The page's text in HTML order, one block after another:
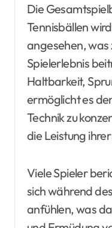
Die
Tennisbällen
angesehen, was
Spielerlebnis
Haltbarkeit,
ermöglicht es
Technik zu
die Leistung
Viele Spieler
sich während
anfühlen, was